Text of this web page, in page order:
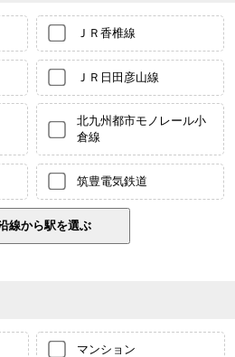
ＪＲ香椎線
ＪＲ日田彦山線
北九州都市モノレール小
倉線
筑豊電気鉄道
マンション